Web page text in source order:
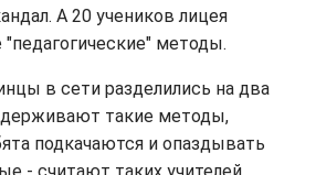
А 20 учеников лицея
методы.
в сети разделились на два
такие методы,
подкачаются и опаздывать